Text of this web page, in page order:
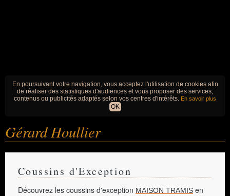
En poursuivant votre navigation, vous acceptez l'utilisation de cookies afin
de réaliser des statistiques d'audiences et vous proposer des services,
contenus ou publicités adaptés selon vos centres d'intérêts. En savoir plus
OK
Gérard Houllier
Coussins d'Exception
Découvrez les coussins d'exception MAISON TRAMIS en